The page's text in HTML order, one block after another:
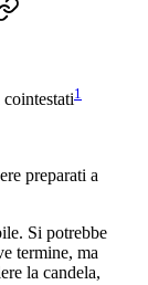
1
preparati a
Si potrebbe
termine, ma
la candela,